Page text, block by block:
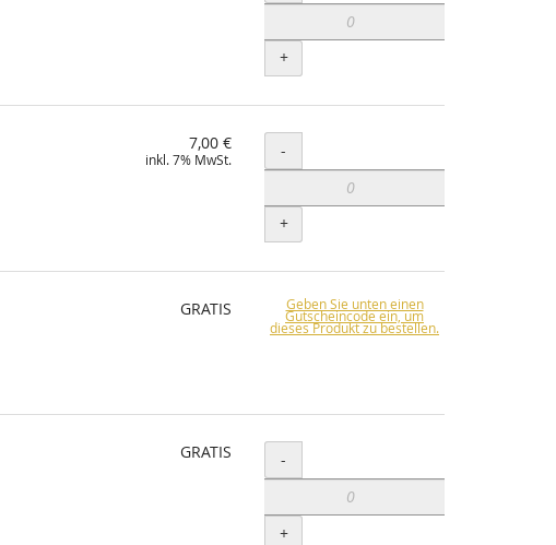
+
7,00 €
inkl. 7% MwSt. Menge
-
+
GRATIS Geben Sie unten einen
Gutscheincode ein, um
dieses Produkt zu bestellen.
GRATIS Menge
-
+